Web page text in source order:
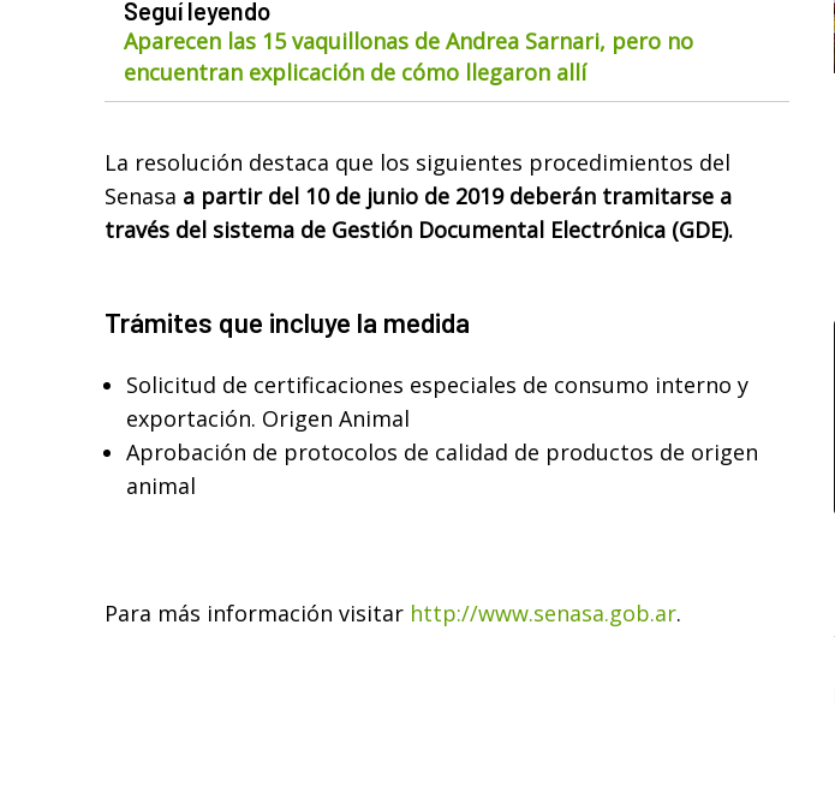
Seguí leyendo
Aparecen las 15 vaquillonas de Andrea Sarnari, pero no
encuentran explicación de cómo llegaron allí
La resolución destaca que los siguientes procedimientos del
Senasa a partir del 10 de junio de 2019 deberán tramitarse a
través del sistema de Gestión Documental Electrónica (GDE).
Trámites que incluye la medida
Solicitud de certificaciones especiales de consumo interno y
exportación. Origen Animal
Aprobación de protocolos de calidad de productos de origen
animal
Para más información visitar http://www.senasa.gob.ar.